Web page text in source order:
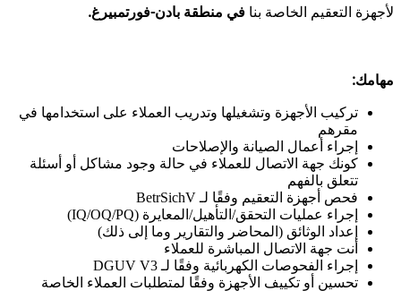
لأجهزة التعقيم الخاصة بنا في منطقة بادن-فورتمبيرغ.
مهامك:
تركيب الأجهزة وتشغيلها وتدريب العملاء على استخدامها في
مقرهم
إجراء أعمال الصيانة والإصلاحات
كونك جهة الاتصال للعملاء في حالة وجود مشاكل أو أسئلة
تتعلق بالفهم
فحص أجهزة التعقيم وفقًا لـ BetrSichV
إجراء عمليات التحقق/التأهيل/المعايرة (IQ/OQ/PQ)
إعداد الوثائق (المحاضر والتقارير وما إلى ذلك)
أنت جهة الاتصال المباشرة للعملاء
إجراء الفحوصات الكهربائية وفقًا لـ DGUV V3
تحسين أو تكييف الأجهزة وفقًا لمتطلبات العملاء الخاصة